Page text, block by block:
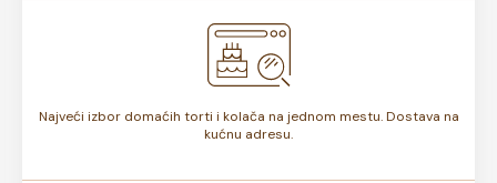
Najveći izbor domaćih torti i kolača na jednom mestu. Dostava na
kućnu adresu.